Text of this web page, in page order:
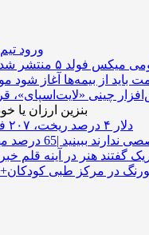
ورود
فولد ۵ منتشر شد
باید از بیمه‌ها آغاز شود
بنزین ارزان
دلار ۴ درصد ریخت، ۲۰۷ فقط ۲.۹ درصد / خودرو زیر فشار دلار کوتاه می‌آید؟
گفتند
در مرکز طبی